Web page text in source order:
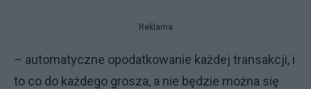
Reklama
– automatyczne opodatkowanie każdej transakcji, i
to co do każdego grosza, a nie będzie można się